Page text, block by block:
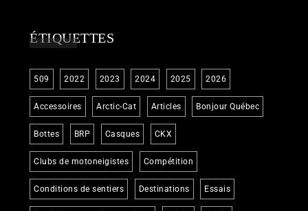
ÉTIQUETTES
509 2022 2023 2024 2025 2026
Accessoires Arctic-Cat Articles Bonjour Québec
Bottes BRP Casques CKX
Clubs de motoneigistes Compétition
Conditions de sentiers Destinations Essais